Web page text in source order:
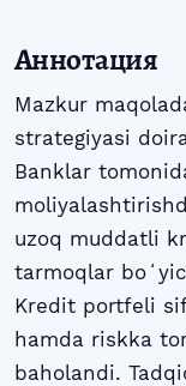
Аннотация
Mazkur
strategiyasi
Banklar
uzoq muddatli
tarmoqlar
Kredit portfeli
hamda riskka
baholandi.